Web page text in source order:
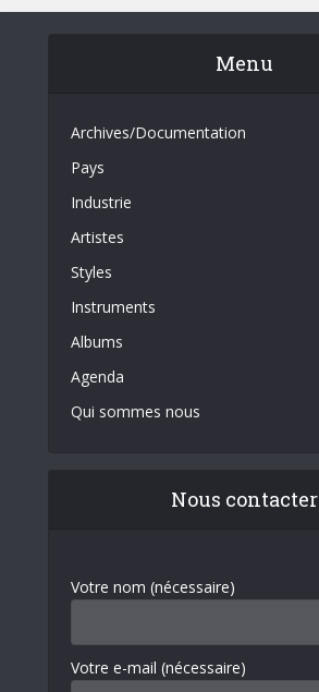
Menu
Archives/Documentation
Pays
Industrie
Artistes
Styles
Instruments
Albums
Agenda
Qui sommes nous
Nous contacter
Votre nom (nécessaire)
Votre e-mail (nécessaire)